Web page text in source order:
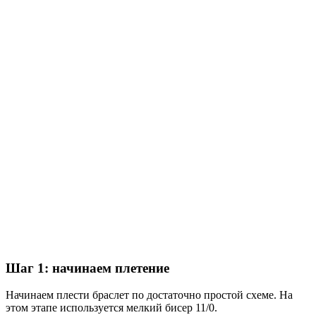
Шаг 1: начинаем плетение
Начинаем плести браслет по достаточно простой схеме. На
этом этапе используется мелкий бисер 11/0.